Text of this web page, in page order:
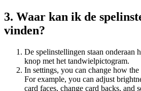
3. Waar kan ik de
vinden?
De spelinstellingen staan onderaan
knop met het tandwielpictogram.
In settings, you can change how
For example, you can adjust
card faces, change card backs, and